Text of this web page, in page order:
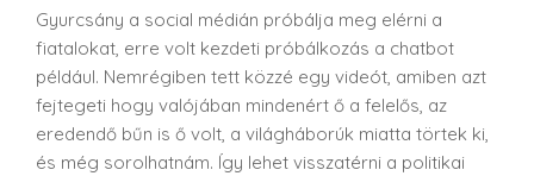
Gyurcsány a social médián próbálja meg elérni a
fiatalokat, erre volt kezdeti próbálkozás a chatbot
például. Nemrégiben tett közzé egy videót, amiben azt
fejtegeti hogy valójában mindenért ő a felelős, az
eredendő bűn is ő volt, a világháborúk miatta törtek ki,
és még sorolhatnám. Így lehet visszatérni a politikai